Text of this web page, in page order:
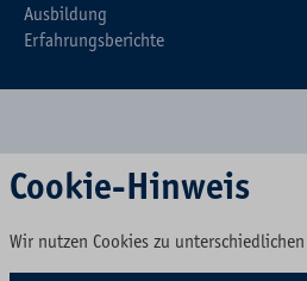
Ausbildung
Erfahrungsberichte
Cookie-Hinweis
Wir nutzen Cookies zu